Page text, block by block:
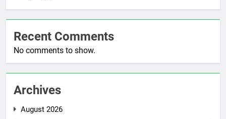
Recent Comments
No comments to show.
Archives
August 2026